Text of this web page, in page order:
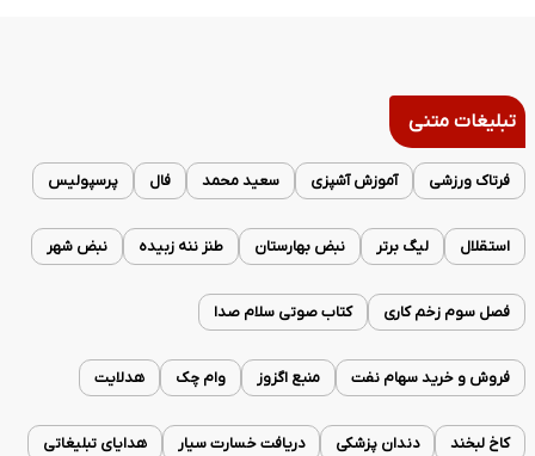
تبلیغات متنی
فرتاک ورزشی آموزش آشپزی سعید محمد فال پرسپولیس
استقلال لیگ برتر نبض بهارستان طنز ننه زبیده نبض شهر
فصل سوم زخم کاری کتاب صوتی سلام صدا
فروش و خرید سهام نفت منبع اگزوز وام چک هدلایت
کاخ لبخند دندان پزشکی دریافت خسارت سیار هدایای تبلیغاتی